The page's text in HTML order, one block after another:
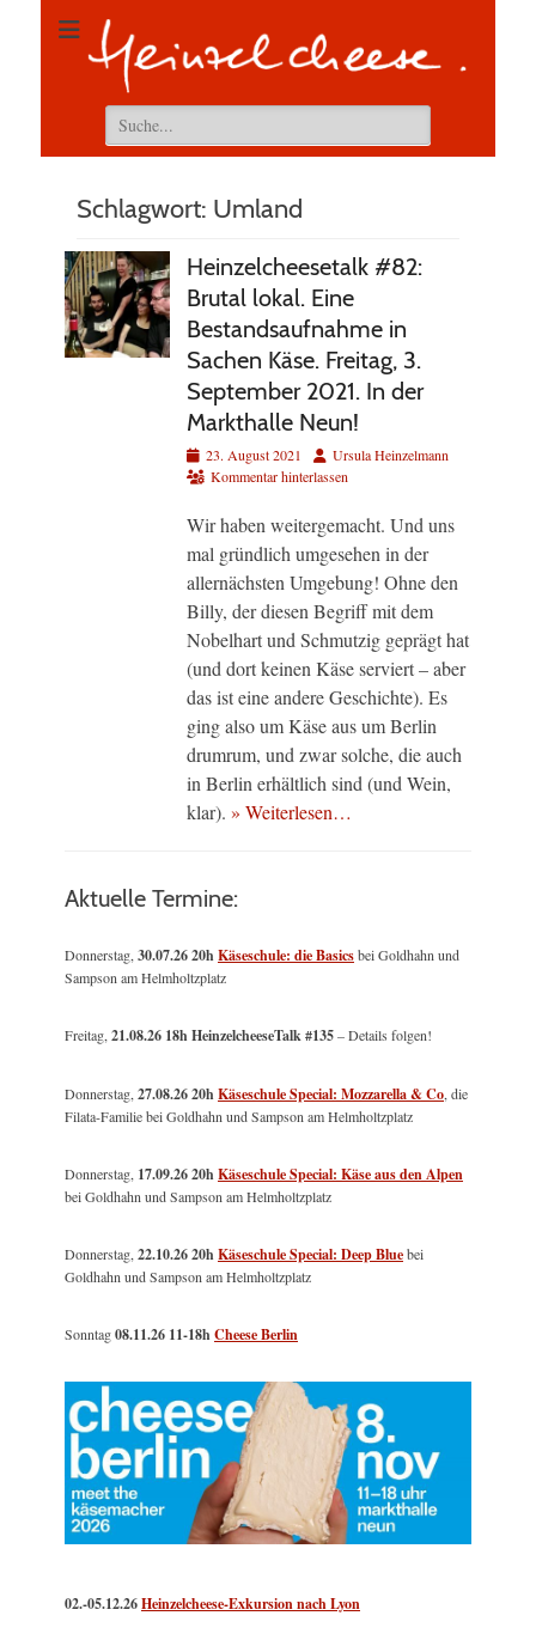
Suchen
nach:
Schlagwort: Umland
Heinzelcheesetalk #82:
Brutal lokal. Eine
Bestandsaufnahme in
Sachen Käse. Freitag, 3.
September 2021. In der
Markthalle Neun!
Veröffentlicht
am
23. August 2021 AutorUrsula Heinzelmann
Kommentar hinterlassen
Wir haben weitergemacht. Und uns
mal gründlich umgesehen in der
allernächsten Umgebung! Ohne den
Billy, der diesen Begriff mit dem
Nobelhart und Schmutzig geprägt hat
(und dort keinen Käse serviert – aber
das ist eine andere Geschichte). Es
ging also um Käse aus um Berlin
drumrum, und zwar solche, die auch
in Berlin erhältlich sind (und Wein,
klar). » Weiterlesen…
Aktuelle Termine:
Donnerstag,30.07.26 20hKäseschule: die Basicsbei Goldhahn und
Sampson am Helmholtzplatz
Freitag,21.08.26 18h HeinzelcheeseTalk #135– Details folgen!
Donnerstag,27.08.26 20hKäseschule Special: Mozzarella & Co, die
Filata-Familie bei Goldhahn und Sampson am Helmholtzplatz
Donnerstag, 17.09.26 20hKäseschule Special: Käse aus den Alpen
bei Goldhahn und Sampson am Helmholtzplatz
Donnerstag,22.10.26 20hKäseschule Special: Deep Bluebei
Goldhahn und Sampson am Helmholtzplatz
Sonntag08.11.26 11-18hCheese Berlin
02.-05.12.26Heinzelcheese-Exkursion nach Lyon